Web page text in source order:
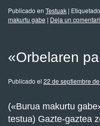
Publicado en Testuak | Etiquetado
makurtu gabe | Deja un
«Orbelaren
Publicado el 22 de septiembre
(«Burua makurtu
testua) Gazte-gaztea